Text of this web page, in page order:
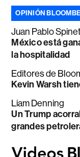
OPINIÓN
Juan Pablo
México está
la hospitalidad
Editores de
Kevin Warsh
Liam Denning
Un Trump
grandes